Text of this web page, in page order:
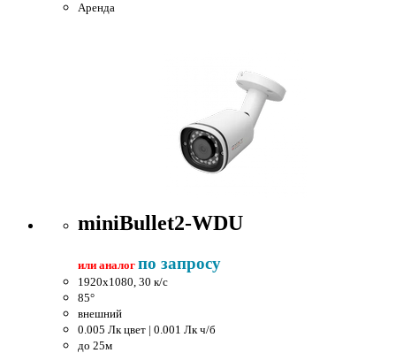
Аренда
miniBullet2-WDU
или аналог по запросу
1920x1080, 30 к/c
85°
внешний
0.005 Лк цвет | 0.001 Лк ч/б
до 25м